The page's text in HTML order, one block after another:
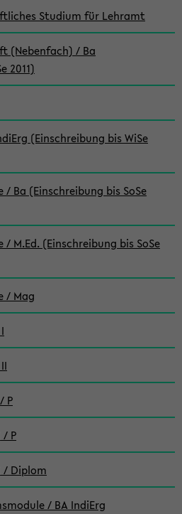
Studium für Lehramt
(Nebenfach) / Ba
2011)
(Einschreibung bis WiSe
/ Ba (Einschreibung bis SoSe
/ M.Ed. (Einschreibung bis SoSe
/ Mag
P
/ P
/ Diplom
/ BA IndiErg